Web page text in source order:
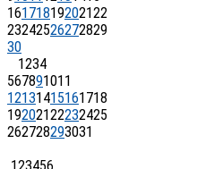
16171819202122
23242526272829
30
1234
567891011
12131415161718
19202122232425
262728293031